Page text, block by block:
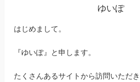
ゆいぽ
はじめまして。
『ゆいぽ』と申します。
たくさんあるサイトから訪問いただ